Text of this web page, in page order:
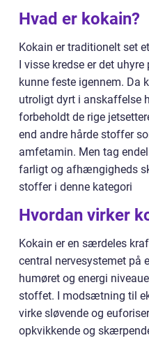
Hvad er kokain?
Kokain er traditionelt set
I visse kredse er det
kunne feste igennem. Da
utroligt dyrt i anskaffelse
forbeholdt de rige
end andre hårde stoffer
amfetamin. Men tag
farligt og afhængigheds
stoffer i denne kategori
Hvordan virker
Kokain er en særdeles
central nervesystemet på
humøret og energi
stoffet. I modsætning til
virke sløvende og
opkvikkende og